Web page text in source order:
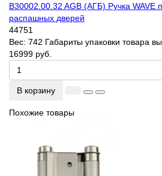
B30002.00.32 AGB (АГБ) Ручка WAVE
распашных дверей
44751
Вес: 742 Габариты упаковки товара
16999 руб.
В корзину
Похожие товары